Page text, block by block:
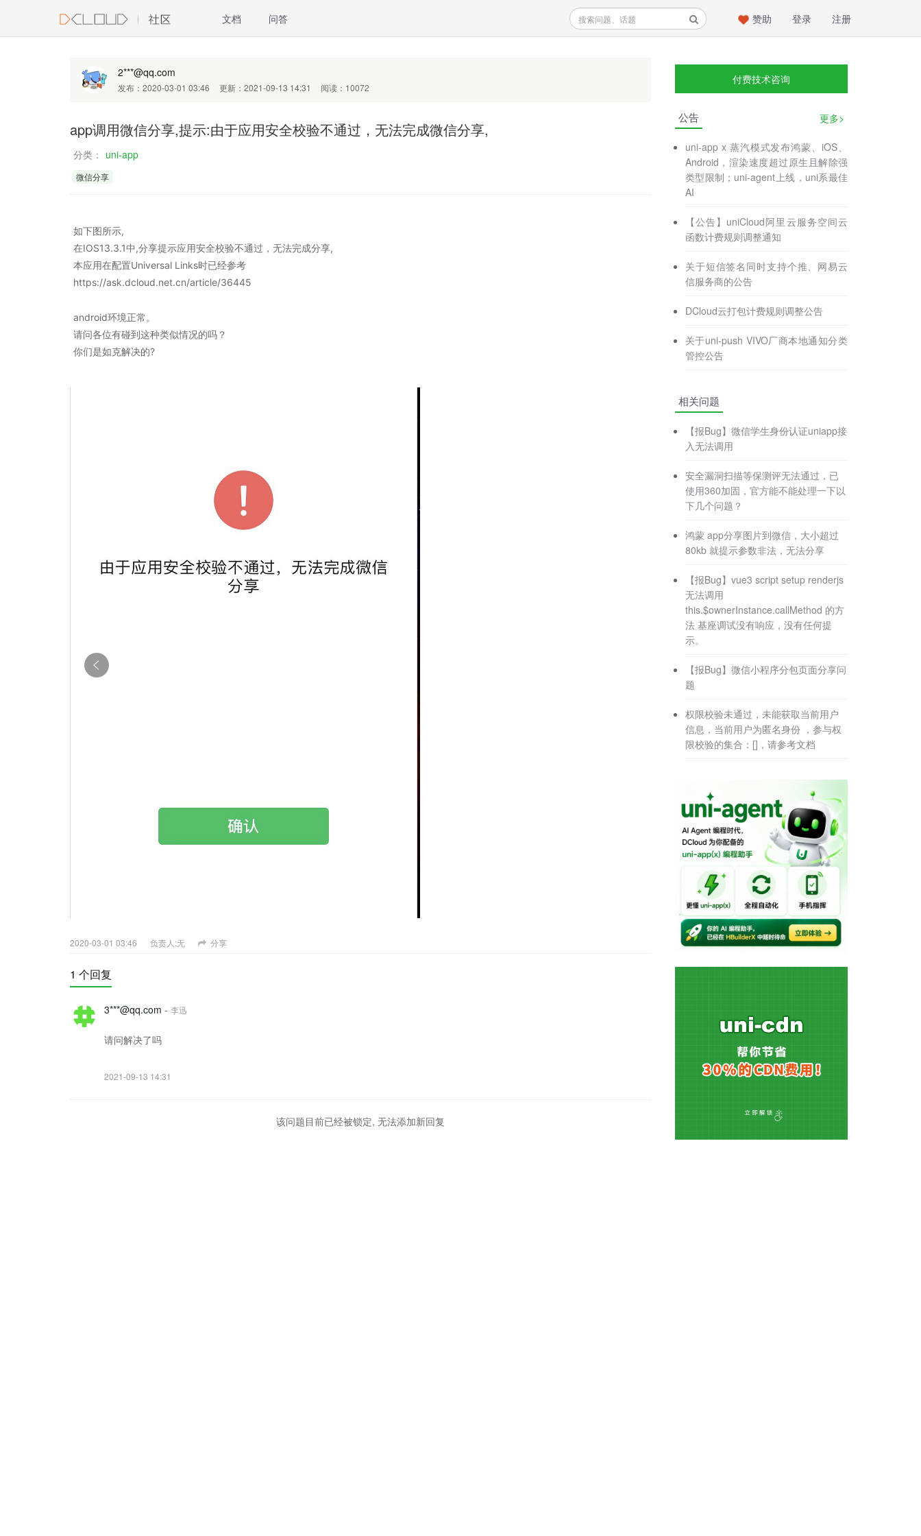
文档 问答 注册
登录
赞助
2***@qq.com
发布：2020-03-01 03:46 更新：2021-09-13 14:31 阅读：10072
app调用微信分享,提示:由于应用安全校验不通过，无法完成微信分享,
分类： uni-app
微信分享
如下图所示,
在IOS13.3.1中,分享提示应用安全校验不通过，无法完成分享,
本应用在配置Universal Links时已经参考
https://ask.dcloud.net.cn/article/36445
android环境正常。
请问各位有碰到这种类似情况的吗？
你们是如克解决的?
2020-03-01 03:46 负责人:无 分享
1 个回复
3***@qq.com - 李迅
请问解决了吗
2021-09-13 14:31
该问题目前已经被锁定, 无法添加新回复
付费技术咨询
公告 更多>
uni-app x 蒸汽模式发布鸿蒙、iOS、
Android，渲染速度超过原生且解除强
类型限制；uni-agent上线，uni系最佳
AI
【公告】uniCloud阿里云服务空间云
函数计费规则调整通知
关于短信签名同时支持个推、网易云
信服务商的公告
DCloud云打包计费规则调整公告
关于uni-push VIVO厂商本地通知分类
管控公告
相关问题
【报Bug】微信学生身份认证uniapp接
入无法调用
安全漏洞扫描等保测评无法通过，已
使用360加固，官方能不能处理一下以
下几个问题？
鸿蒙 app分享图片到微信，大小超过
80kb 就提示参数非法，无法分享
【报Bug】vue3 script setup renderjs
无法调用
this.$ownerInstance.callMethod 的方
法 基座调试没有响应，没有任何提
示。
【报Bug】微信小程序分包页面分享问
题
权限校验未通过，未能获取当前用户
信息，当前用户为匿名身份 ，参与权
限校验的集合：[]，请参考文档